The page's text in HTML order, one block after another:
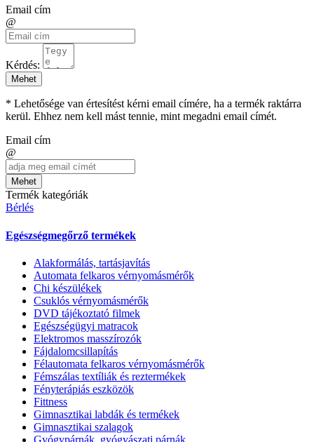
Email cím
@
Kérdés:
Mehet
* Lehetősége van értesítést kérni email címére, ha a termék raktárra
kerül. Ehhez nem kell mást tennie, mint megadni email címét.
Email cím
@
Mehet
Termék kategóriák
Bérlés
Egészségmegőrző termékek
Alakformálás, tartásjavítás
Automata felkaros vérnyomásmérők
Chi készülékek
Csuklós vérnyomásmérők
DVD tájékoztató filmek
Egészségügyi matracok
Elektromos masszírozók
Fájdalomcsillapítás
Félautomata felkaros vérnyomásmérők
Fémszálas textíliák és reztermékek
Fényterápiás eszközök
Fittness
Gimnasztikai labdák és termékek
Gimnasztikai szalagok
Gyógypárnák, gyógyászati párnák